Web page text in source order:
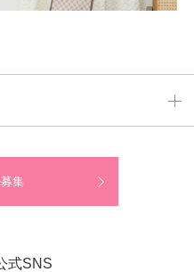
集
式SNS